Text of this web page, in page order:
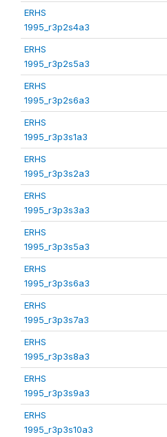
ERHS
1995_r3p2s4a3
ERHS
1995_r3p2s5a3
ERHS
1995_r3p2s6a3
ERHS
1995_r3p3s1a3
ERHS
1995_r3p3s2a3
ERHS
1995_r3p3s3a3
ERHS
1995_r3p3s5a3
ERHS
1995_r3p3s6a3
ERHS
1995_r3p3s7a3
ERHS
1995_r3p3s8a3
ERHS
1995_r3p3s9a3
ERHS
1995_r3p3s10a3